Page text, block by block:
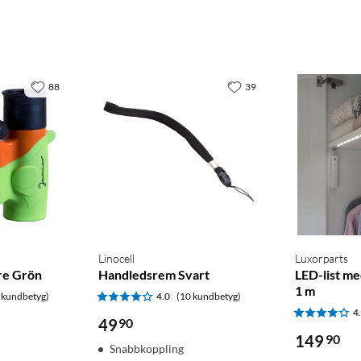
Grön
88
Linocell
Handledsrem Svart
4.0 (10 kundbetyg)
4990
Snabbkoppling
39
Luxorparts
LED-list
1 m
149 90